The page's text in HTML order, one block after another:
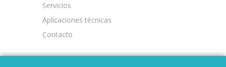
Servicios
Aplicaciones técnicas
Contacto